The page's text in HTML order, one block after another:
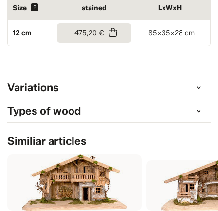
Size ? stained LxWxH
12 cm 475,20 € 85x35x28 cm
Variations
Types of wood
Similiar articles